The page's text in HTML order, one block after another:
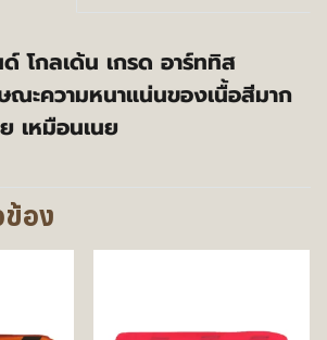
โกลเด้น เกรด อาร์ททิส
ะความหนาแน่นของเนื้อสีมาก
เหมือนเนย
อง